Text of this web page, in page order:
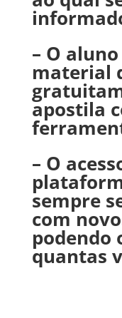
– O
material
apostila
– O
sempre
com
podendo
quantas